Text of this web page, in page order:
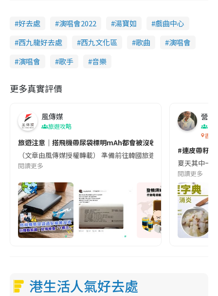
好去處 演唱會2022 湯寶如
戲曲中心
西九龍好去處
西九文化區 歌曲
演唱會
演唱會
歌手 音樂
更多真實評價
風傳媒
旅遊攻略
旅遊注意｜搭飛機帶尿袋標明mAh都會被沒收😱出發前切記檢查
（文章由風傳媒授權轉載） 準備前往韓國旅遊的民眾，近期要
閱讀更多
營養
香港
#連皮帶籽
夏天其中一
閱讀更多
港生活人氣好去處